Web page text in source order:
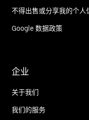
不得出售或分享我的个人
Google 数据政策
企业
关于我们
我们的服务